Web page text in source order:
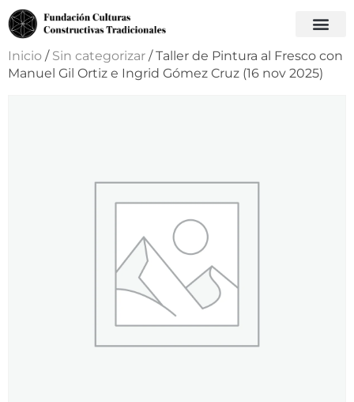
Inicio / Sin categorizar / Taller de Pintura al Fresco con
Manuel Gil Ortiz e Ingrid Gómez Cruz (16 nov 2025)